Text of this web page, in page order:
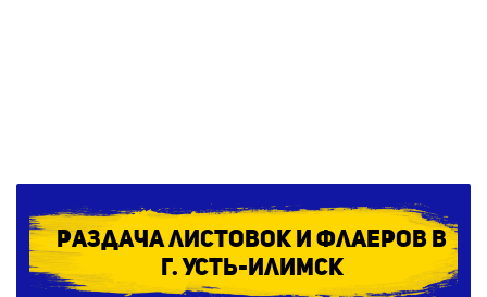
Раздача листовок и флаеров в
г. Усть-Илимск